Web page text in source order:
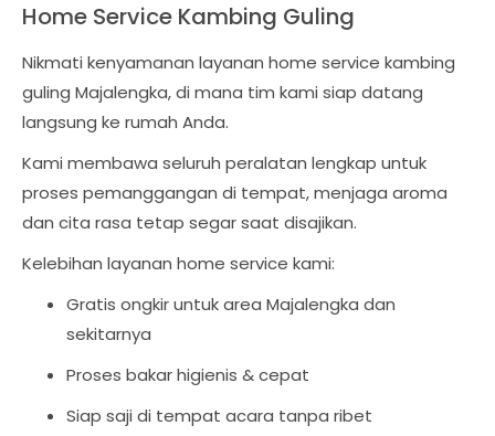
Home Service Kambing Guling
Nikmati kenyamanan layanan home service kambing
guling Majalengka, di mana tim kami siap datang
langsung ke rumah Anda.
Kami membawa seluruh peralatan lengkap untuk
proses pemanggangan di tempat, menjaga aroma
dan cita rasa tetap segar saat disajikan.
Kelebihan layanan home service kami:
Gratis ongkir untuk area Majalengka dan
sekitarnya
Proses bakar higienis & cepat
Siap saji di tempat acara tanpa ribet